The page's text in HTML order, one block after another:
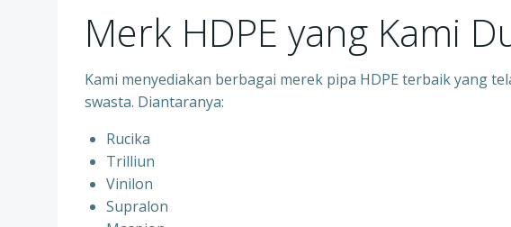
Merk HDPE yang Kami
Kami menyediakan berbagai merek pipa HDPE terbaik yang
swasta. Diantaranya:
Rucika
Trilliun
Vinilon
Supralon